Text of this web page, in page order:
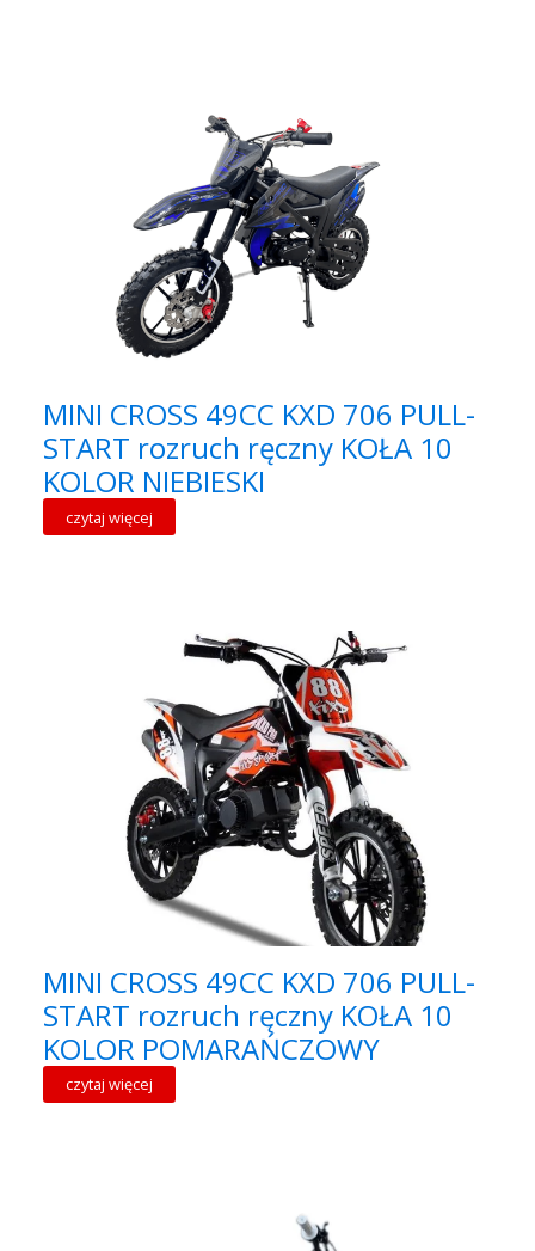
MINI CROSS 49CC KXD 706 PULL-
START rozruch ręczny KOŁA 10
KOLOR NIEBIESKI
czytaj więcej
MINI CROSS 49CC KXD 706 PULL-
START rozruch ręczny KOŁA 10
KOLOR POMARAŃCZOWY
czytaj więcej